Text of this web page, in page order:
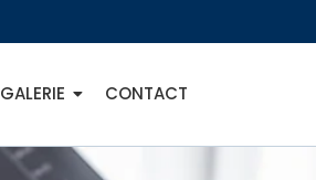
GALERIE CONTACT